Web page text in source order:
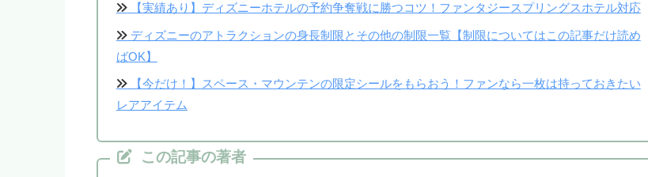
【実績あり】ディズニーホテルの予約争奪戦に勝つコツ！ファンタジースプリングスホテル対応
ディズニーのアトラクションの身長制限とその他の制限一覧【制限についてはこの記事だけ読め
ばOK】
【今だけ！】スペース・マウンテンの限定シールをもらおう！ファンなら一枚は持っておきたい
レアアイテム
この記事の著者